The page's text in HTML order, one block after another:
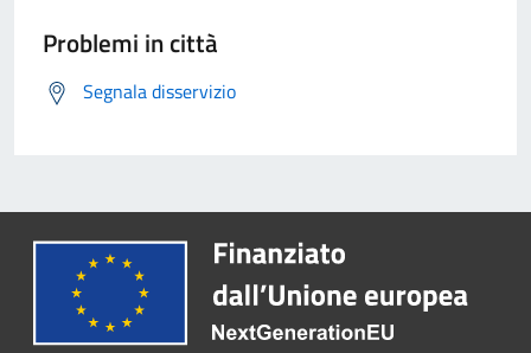
Problemi in città
Segnala disservizio